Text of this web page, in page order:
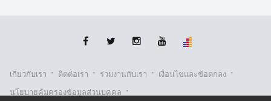
“แฝดเอสตูปินาน” พร้อมล่าความสำเร็จใน ONE
เกี่ยวกับเรา · ติตต่อเรา · ร่วมงานกับเรา · เงื่อนไขและข้อตกลง ·
นโยบายคุ้มครองข้อมูลส่วนบุคคล ·